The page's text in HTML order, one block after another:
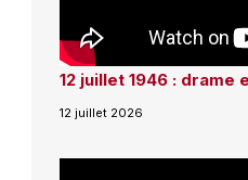
12 juillet 1946 : drame
12 juillet 2026